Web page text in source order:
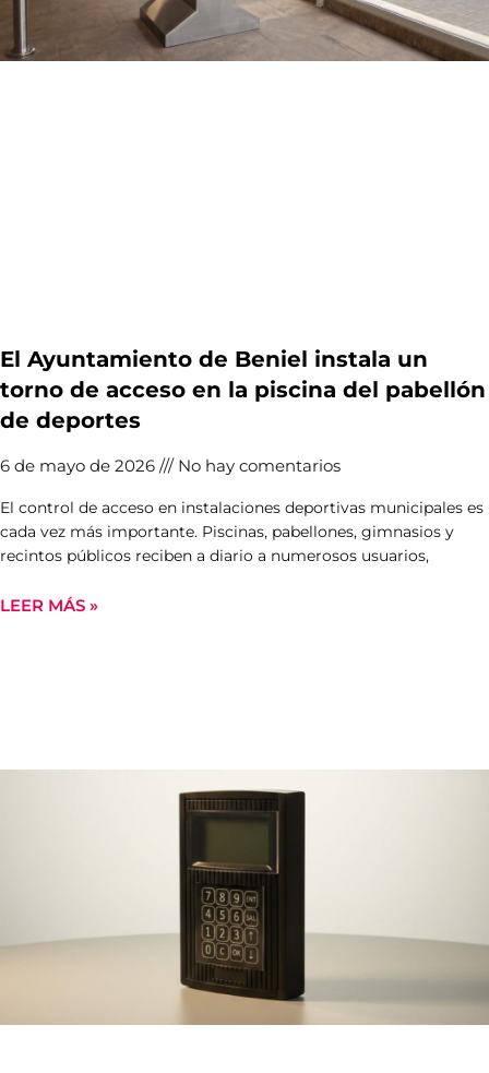
El Ayuntamiento de Beniel instala un
torno de acceso en la piscina del pabellón
de deportes
6 de mayo de 2026 No hay comentarios
El control de acceso en instalaciones deportivas municipales es
cada vez más importante. Piscinas, pabellones, gimnasios y
recintos públicos reciben a diario a numerosos usuarios,
LEER MÁS »